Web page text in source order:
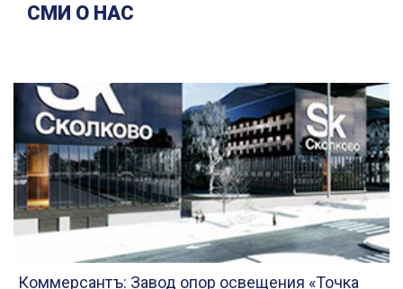
СМИ О НАС
Коммерсантъ: Завод опор освещения «Точка